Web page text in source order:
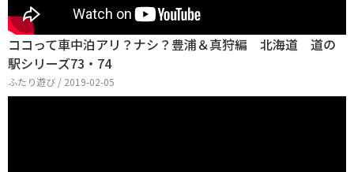
ココって車中泊アリ？ナシ？豊浦＆真狩編 北海道 道の
駅シリーズ73・74
ふたり遊び / 2019-02-05